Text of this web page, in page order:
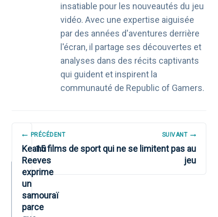
insatiable pour les nouveautés du jeu
vidéo. Avec une expertise aiguisée
par des années d'aventures derrière
l'écran, il partage ses découvertes et
analyses dans des récits captivants
qui guident et inspirent la
communauté de Republic of Gamers.
NAVIGATION
DE
L’ARTICLE
PRÉCÉDENT
Keanu
Reeves
exprime
un
samouraï
parce
SUIVANT
15 films de sport qui ne se limitent pas au
jeu